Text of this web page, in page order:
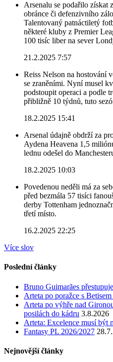
Arsenalu se podařilo získat
obránce či defenzivního
Talentovaný patnáctiletý
některé kluby z Premier
100 tisíc liber na sever
21.2.2025 7:57
Reiss Nelson na hostování
se zraněními. Nyní musel
podstoupit operaci a podle
přibližně 10 týdnů, tuto
18.2.2025 15:41
Arsenal údajně obdrží za
Aydena Heavena 1,5
lednu odešel do
18.2.2025 10:03
Povedenou neděli má za
před bezmála 57 tisíci
derby Tottenham
třetí místo.
16.2.2025 22:25
Více slov
Poslední články
Bruno Guimarães
Arteta po poražce s
Arteta po výhře nad
posilách do kádru 3.8.2026
Arteta: Excelence musí být
Fantasy PL 2026/2027
Nejnovější články